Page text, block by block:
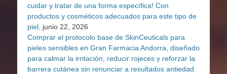
cuidar y tratar de una forma específica! Con
productos y cosméticos adecuados para este tipo de
piel, junio 22, 2026
Comprar el protocolo base de SkinCeuticals para
pieles sensibles en Gran Farmacia Andorra, diseñado
para calmar la irritación, reducir rojeces y reforzar la
barrera cutánea sin renunciar a resultados antiedad.